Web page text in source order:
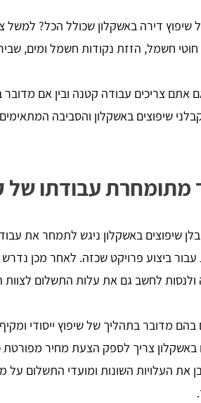
שיפוץ דירה באשקלון שכולל הכל? למשל
חשמל, הזזת נקודות חשמל ומים,
אתם צריכים עבודה קטנה ובין אם
שיפוצים באשקלון והסביבה
מתומחרת עבודתו של
שיפוצים באשקלון ניגש לתמחר את
ביצוע פרויקט שכזה. לאחר מכן
ולנסות לחשב גם את עלות התשלום לצוות
מדובר בתהליך של שיפוץ ייסודי
באשקלון צריך לספק הצעת מחיר
את העלויות השונות ומועדי התשלום